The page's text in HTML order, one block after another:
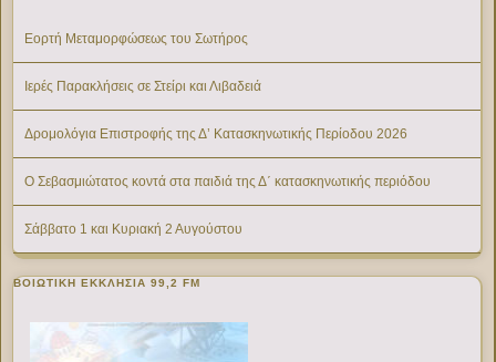
Εορτή Μεταμορφώσεως του Σωτήρος
Ιερές Παρακλήσεις σε Στείρι και Λιβαδειά
Δρομολόγια Επιστροφής της Δ’ Κατασκηνωτικής Περίοδου 2026
Ο Σεβασμιώτατος κοντά στα παιδιά της Δ΄ κατασκηνωτικής περιόδου
Σάββατο 1 και Κυριακή 2 Αυγούστου
ΒΟΙΩΤΙΚΉ ΕΚΚΛΗΣΊΑ 99,2 FM